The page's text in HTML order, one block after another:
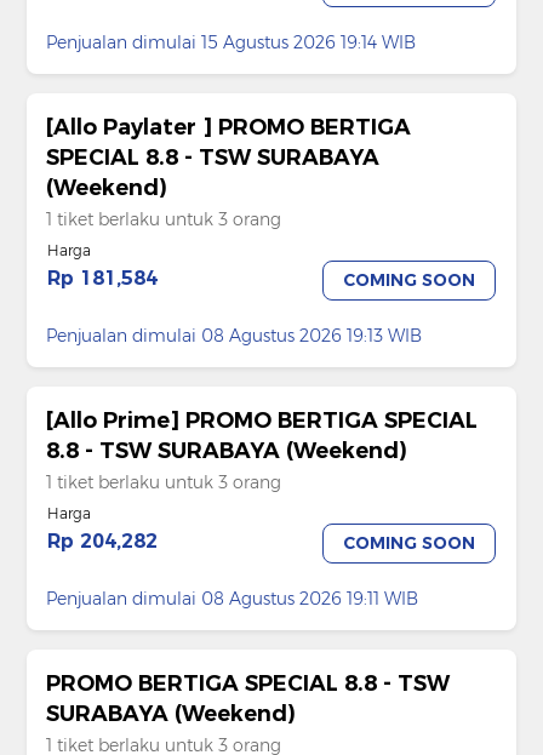
Penjualan dimulai 15 Agustus 2026 19:14 WIB
[Allo Paylater ] PROMO BERTIGA
SPECIAL 8.8 - TSW SURABAYA
(Weekend)
1 tiket berlaku untuk 3 orang
Harga
Rp 181,584 COMING SOON
Penjualan dimulai 08 Agustus 2026 19:13 WIB
[Allo Prime] PROMO BERTIGA SPECIAL
8.8 - TSW SURABAYA (Weekend)
1 tiket berlaku untuk 3 orang
Harga
Rp 204,282 COMING SOON
Penjualan dimulai 08 Agustus 2026 19:11 WIB
PROMO BERTIGA SPECIAL 8.8 - TSW
SURABAYA (Weekend)
1 tiket berlaku untuk 3 orang